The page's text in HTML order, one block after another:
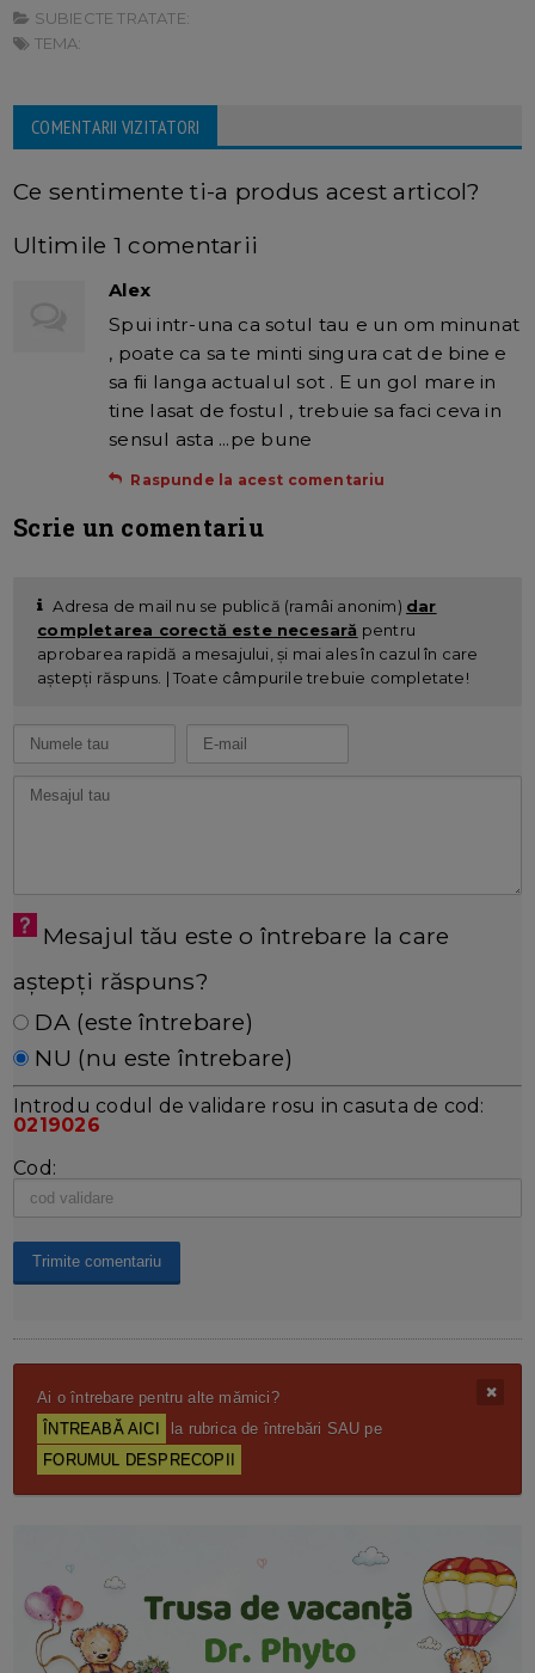
SUBIECTE TRATATE:
TEMA:
COMENTARII VIZITATORI
Ce sentimente ti-a produs acest articol?
Ultimile 1 comentarii
Alex
Spui intr-una ca sotul tau e un om minunat
, poate ca sa te minti singura cat de bine e
sa fii langa actualul sot . E un gol mare in
tine lasat de fostul , trebuie sa faci ceva in
sensul asta ...pe bune
Raspunde la acest comentariu
Scrie un comentariu
Adresa de mail nu se publică (ramâi anonim) dar
completarea corectă este necesară pentru
aprobarea rapidă a mesajului, și mai ales în cazul în care
aștepți răspuns. | Toate câmpurile trebuie completate!
Mesajul tău este o întrebare la care
aștepți răspuns?
DA (este întrebare)
NU (nu este întrebare)
Introdu codul de validare rosu in casuta de cod:
0219026
Cod:
Ai o întrebare pentru alte mămici?
ÎNTREABĂ AICI
la rubrica de întrebări SAU pe
FORUMUL DESPRECOPII